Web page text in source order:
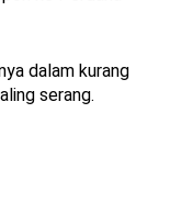
dalam kurang
serang.